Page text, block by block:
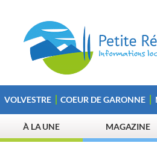
VOLVESTRE COEUR DE GARONNE
À LA UNE MAGAZINE